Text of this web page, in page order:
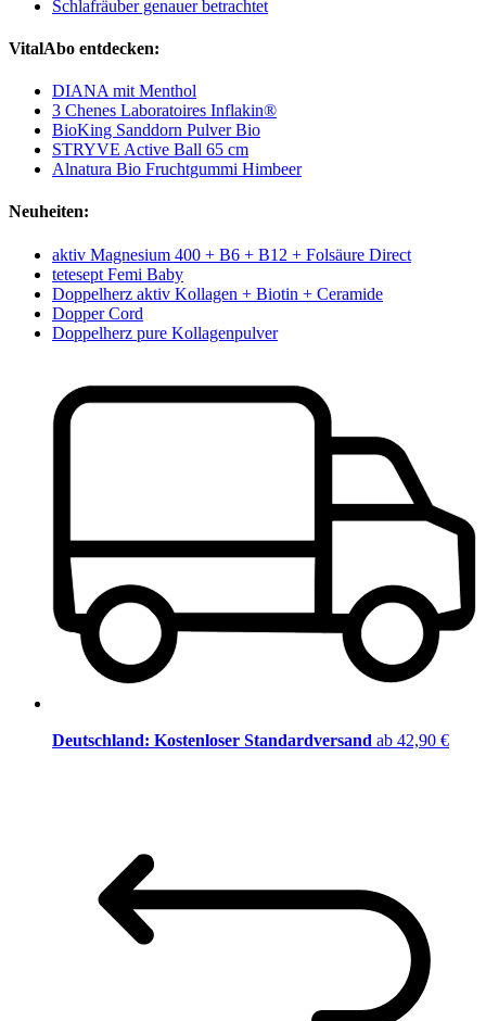
Schlafräuber genauer betrachtet
VitalAbo entdecken:
DIANA mit Menthol
3 Chenes Laboratoires Inflakin®
BioKing Sanddorn Pulver Bio
STRYVE Active Ball 65 cm
Alnatura Bio Fruchtgummi Himbeer
Neuheiten:
aktiv Magnesium 400 + B6 + B12 + Folsäure Direct
tetesept Femi Baby
Doppelherz aktiv Kollagen + Biotin + Ceramide
Dopper Cord
Doppelherz pure Kollagenpulver
Deutschland: Kostenloser Standardversand ab 42,90 €